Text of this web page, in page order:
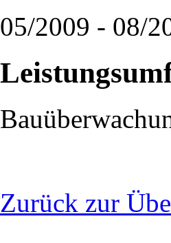
05/2009 - 08/
Zurück zur